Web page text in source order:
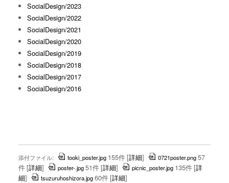
SocialDesign/2023
SocialDesign/2022
SocialDesign/2021
SocialDesign/2020
SocialDesign/2019
SocialDesign/2018
SocialDesign/2017
SocialDesign/2016
添付ファイル: tooki_poster.jpg 155件[詳細] 0721poster.png57
件[詳細] poster-.jpg51件[詳細] picnic_poster.jpg 135件[詳
細] tsuzuruhoshizora.jpg60件[詳細]